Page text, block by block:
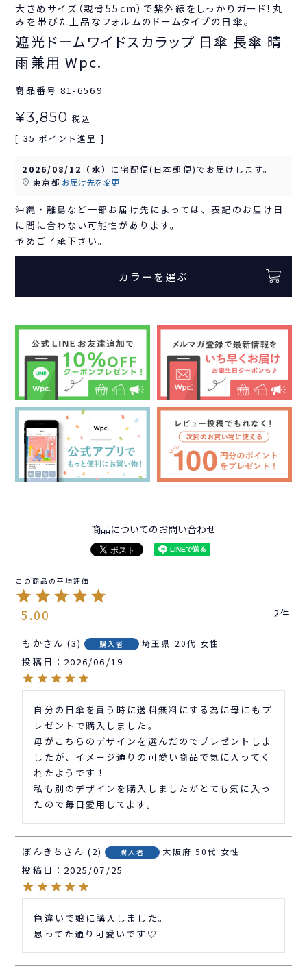
大きめサイズ（親骨55cm）で紫外線をしっかりガード！丸
みを帯びた上品なフォルムのドームタイプの日傘。
遮光ドームワイドスカラップ 日傘 長傘 晴
雨兼用 Wpc.
商品番号 81-6569
¥3,850 税込
[ 35 ポイント進呈 ]
2026/08/12（水） に 宅配便(日本郵便)でお届けします。
東京都 お届け先を変更
沖縄・離島など一部お届け先によっては、表記のお届け日
に間に合わない可能性があります。
予めご了承下さい。
カラーを選ぶ
商品についてのお問い合わせ
5.00 2
もか 3 購入者 埼玉県 20代 女性
投稿日 2026/06/19
自分の日傘を買う時に送料無料にする為に母にもプ
レゼントで購入しました。
母がこちらのデザインを選んだのでプレゼントしま
したが、イメージ通りの可愛い商品で気に入ってく
れたようです！
私も別のデザインを購入しましたがとても気に入っ
たので毎日愛用してます。
ぽんきち 2 購入者 大阪府 50代 女性
投稿日 2025/07/25
色違いで娘に購入しました。